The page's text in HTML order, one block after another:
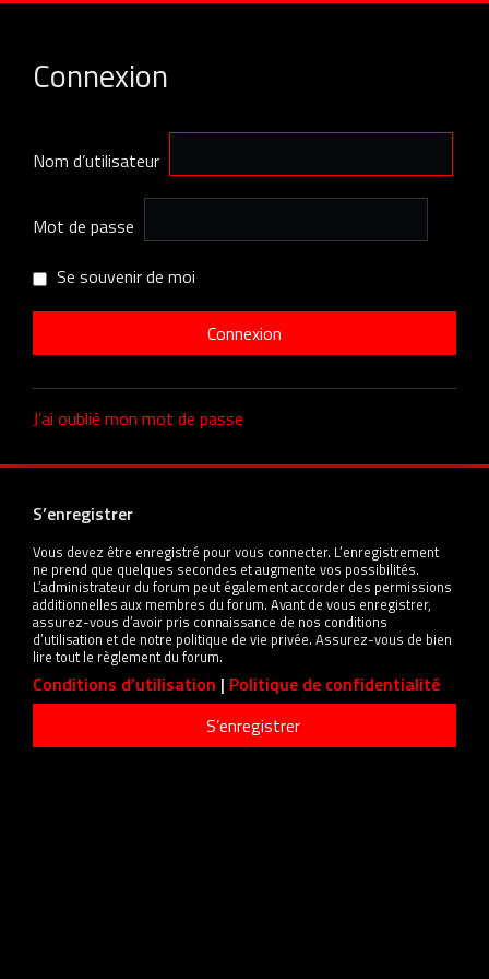
Connexion
Nom d’utilisateur
Mot de passe
Se souvenir de moi
J’ai oublié mon mot de passe
S’enregistrer
Vous devez être enregistré pour vous connecter. L’enregistrement
ne prend que quelques secondes et augmente vos possibilités.
L’administrateur du forum peut également accorder des permissions
additionnelles aux membres du forum. Avant de vous enregistrer,
assurez-vous d’avoir pris connaissance de nos conditions
d’utilisation et de notre politique de vie privée. Assurez-vous de bien
lire tout le règlement du forum.
Conditions d’utilisation | Politique de confidentialité
S’enregistrer